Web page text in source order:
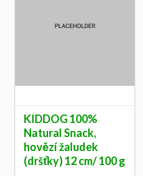
KIDDOG 100%
Natural Snack,
hovězí žaludek
(dršťky) 12 cm/ 100 g